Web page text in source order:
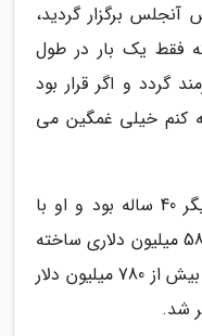
برگزار گردید،
یک بار در طول
و اگر قرار بود
کنم خیلی غمگین می
سال 2016 سال خوبی برای این بازیگر 40 ساله بود و او با
فیلم ابرقهرمانی ددپول که با بودجه 58 میلیون دلاری ساخته
و با اقبالی غیرمنتظره روبه رو شد و بیش از 780 میلیون دلار
شد.